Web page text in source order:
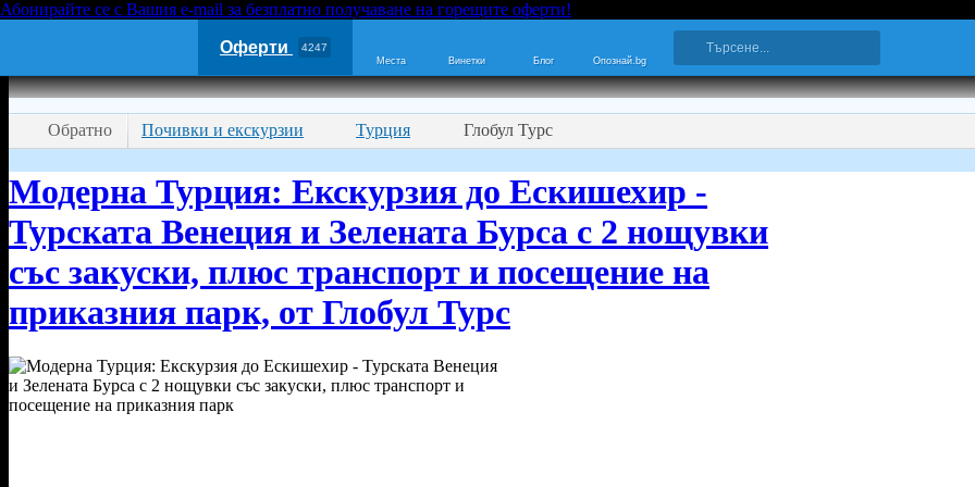
Абонирайте се с Вашия e-mail за безплатно получаване на горещите оферти!
Оферти 4247
Места Винетки Блог Опознай.bg
Обратно Почивки и екскурзии Турция Глобул Турс
Модерна Турция: Екскурзия до Ескишехир -
Турската Венеция и Зелената Бурса с 2 нощувки
със закуски, плюс транспорт и посещение на
приказния парк, от Глобул Турс